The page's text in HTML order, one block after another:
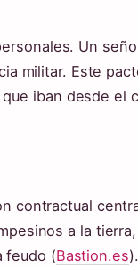
Un
militar. Este
iban desde el
contractual
a la
feudo (Bastion.es